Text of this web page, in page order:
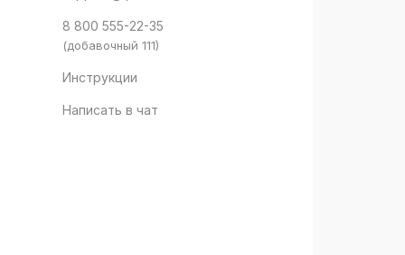
8 800 555-22-35
(добавочный 111)
Инструкции
Написать в чат